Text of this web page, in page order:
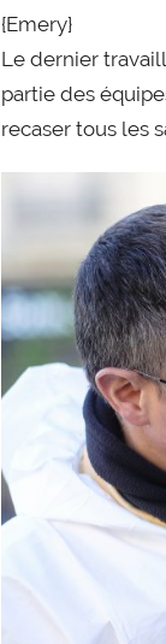
{Emery}
Le dernier
partie des
recaser tous les